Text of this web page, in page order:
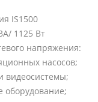
IS1500
1125 Вт
напряжения:
насосов;
видеосистемы;
оборудование;